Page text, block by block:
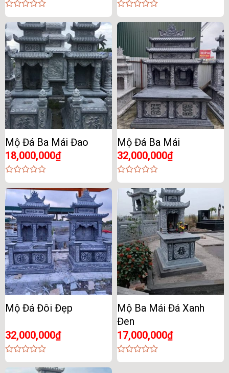
0
out
of
5
0
out
Mộ Đá Ba Mái Đao
18,000,000₫
0
out
of
5
Mộ Đá Ba Mái
32,000,000₫
0
out
Mộ Đá Đôi Đẹp
32,000,000₫
0
Mộ Ba Mái Đá Xanh
Đen
17,000,000₫
0